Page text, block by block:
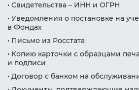
• Свидетельства – ИНН и ОГРН
• Уведомления о постановке на
в Фондах
• Письмо из Росстата
• Копию карточки с образцами
и подписи
• Договор с банком на
Заказать звонок
Желаемый
Номер телефона
Серия и номер
Дата выдачи
Номер ИНН
(Необязательно)
Серия и номер
паспорта
Дата выдачи
Кем выдан
Серия и номер
Дата выдачи
Номер ИНН
(Необязательно)